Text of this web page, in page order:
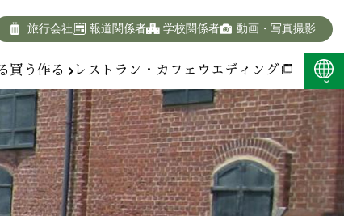
旅行会社 報道関係者 学校関係者 動画・写真撮影
買う作る レストラン・カフェ ウエディング